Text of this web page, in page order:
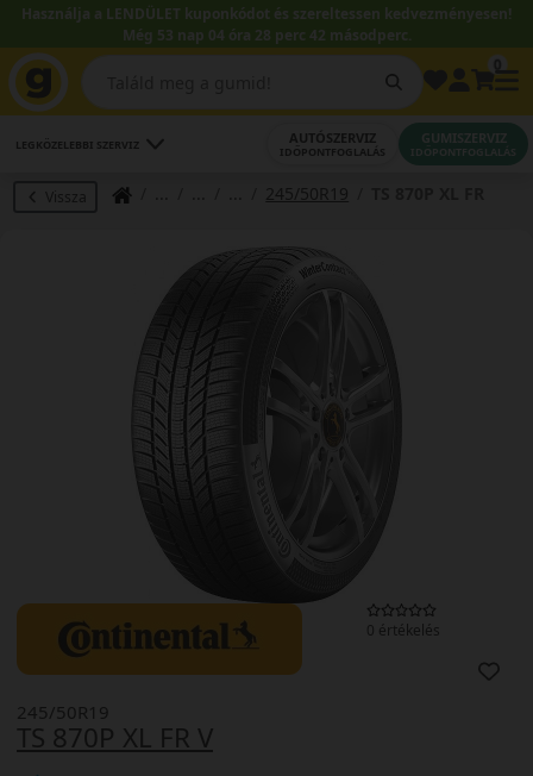
Használja a LENDÜLET kuponkódot és szereltessen kedvezményesen!
Még 53 nap 04 óra 28 perc 41 másodperc.
LEGKÖZELEBBI SZERVIZ AUTÓSZERVIZ
IDŐPONTFOGLALÁS
GUMISZERVIZ
IDŐPONTFOGLALÁS
Vissza 245/50R19
0 értékelés
TS 870P XL FR V
245/50R19